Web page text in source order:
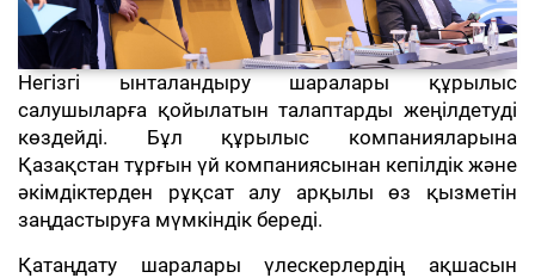
Негізгі ынталандыру шаралары құрылыс
салушыларға қойылатын талаптарды жеңілдетуді
көздейді. Бұл құрылыс компанияларына
Қазақстан тұрғын үй компаниясынан кепілдік және
әкімдіктерден рұқсат алу арқылы өз қызметін
заңдастыруға мүмкіндік береді.
Қатаңдату шаралары үлескерлердің ақшасын